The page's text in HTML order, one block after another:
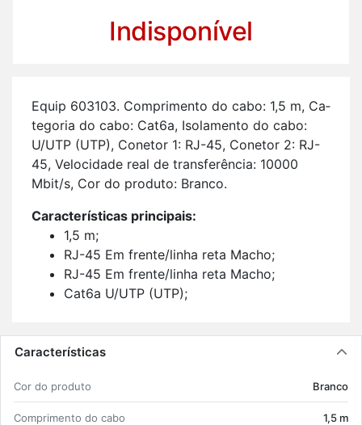
Indisponível
Equip 603103. Com­pri­mento do cabo: 1,5 m, Ca­
te­goria do cabo: Cat6a, Iso­la­mento do cabo:
U/UTP (UTP), Co­netor 1: RJ-45, Co­netor 2: RJ-
45, Ve­lo­ci­dade real de trans­fe­rência: 10000
Mbit/s, Cor do pro­duto: Branco.
Ca­rac­te­rís­ticas prin­ci­pais:
1,5 m;
RJ-45 Em frente/linha reta Macho;
RJ-45 Em frente/linha reta Macho;
Cat6a U/UTP (UTP);
Ethernet 10000 Mbit/s;
Power over Ethernet (PoE);
Características
Cor do pro­duto Branco
Com­pri­mento do cabo 1,5 m